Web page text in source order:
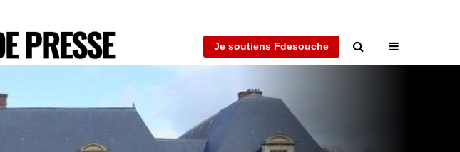
Je soutiens Fdesouche